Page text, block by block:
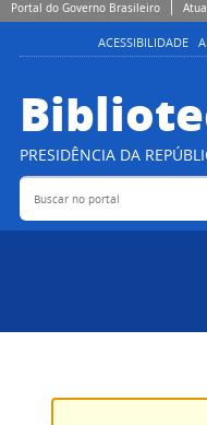
Portal do Governo Brasileiro
ACESSIBILIDADE
PRESIDÊNCIA DA
Buscar no portal